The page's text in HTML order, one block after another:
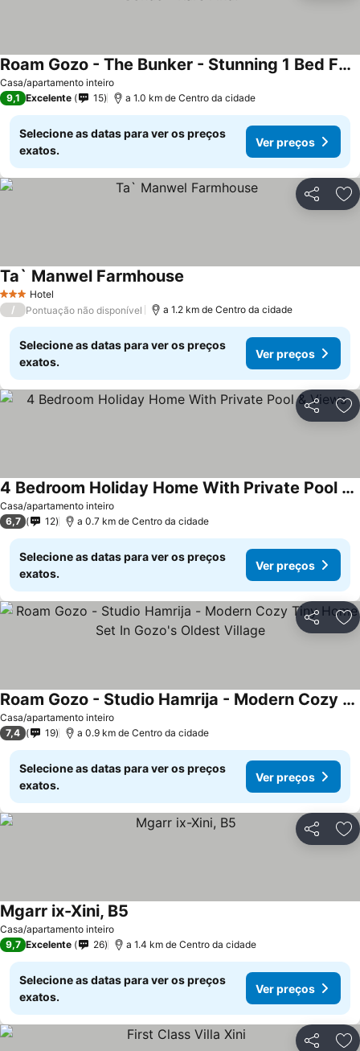
Casa/apartamento inteiro
Roam Gozo - The Bunker - Stunning 1 Bed Farmhouse Condo - Rare Find!
9,1 Excelente 15 a 1.0 km de Centro da cidade
Selecione as datas para ver os preços
exatos.
Ver preços
Partilhar
3 EstrelasHotel
Ta` Manwel Farmhouse
/ Pontuação não disponível a 1.2 km de Centro da cidade
Selecione as datas para ver os preços
exatos.
Ver preços
Partilhar
Casa/apartamento inteiro
4 Bedroom Holiday Home With Private Pool & Views
6,7 12 a 0.7 km de Centro da cidade
Selecione as datas para ver os preços
exatos.
Ver preços
Partilhar
Casa/apartamento inteiro
Roam Gozo - Studio Hamrija - Modern Cozy Tiny Home Set In Gozo's Oldest Village
7,4 19 a 0.9 km de Centro da cidade
Selecione as datas para ver os preços
exatos.
Ver preços
Partilhar
Casa/apartamento inteiro
Mgarr ix-Xini, B5
9,7 Excelente 26 a 1.4 km de Centro da cidade
Selecione as datas para ver os preços
exatos.
Ver preços
Partilhar